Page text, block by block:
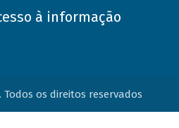
à informação
Todos os direitos reservados